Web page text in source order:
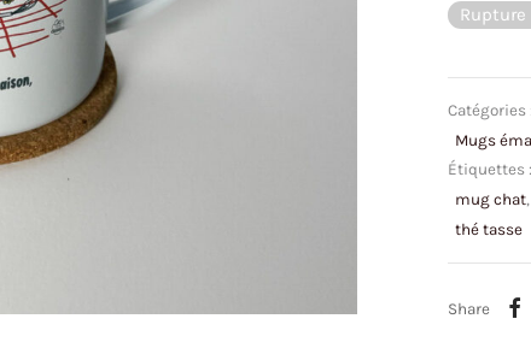
Catégories
Mugs
Étiquettes
mug chat
thé tasse
Share